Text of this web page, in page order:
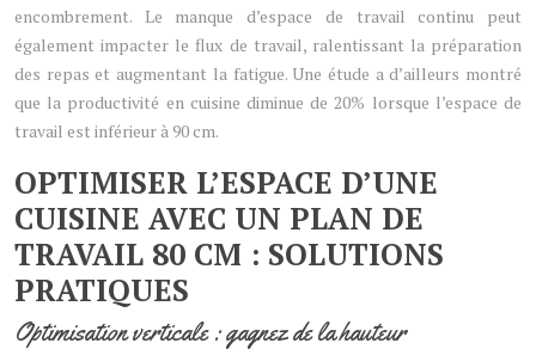
encombrement. Le manque d’espace de travail continu peut
également impacter le flux de travail, ralentissant la préparation
des repas et augmentant la fatigue. Une étude a d’ailleurs montré
que la productivité en cuisine diminue de 20% lorsque l’espace de
travail est inférieur à 90 cm.
OPTIMISER L’ESPACE D’UNE
CUISINE AVEC UN PLAN DE
TRAVAIL 80 CM : SOLUTIONS
PRATIQUES
Optimisation verticale : gagnez de la hauteur